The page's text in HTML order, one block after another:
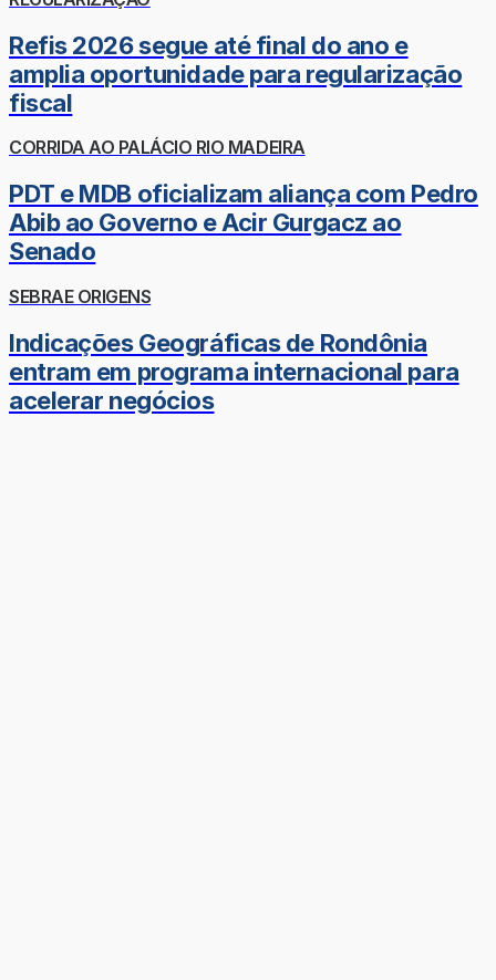
Refis 2026 segue até final do ano e
amplia oportunidade para regularização
fiscal
CORRIDA AO PALÁCIO RIO MADEIRA
PDT e MDB oficializam aliança com Pedro
Abib ao Governo e Acir Gurgacz ao
Senado
SEBRAE ORIGENS
Indicações Geográficas de Rondônia
entram em programa internacional para
acelerar negócios